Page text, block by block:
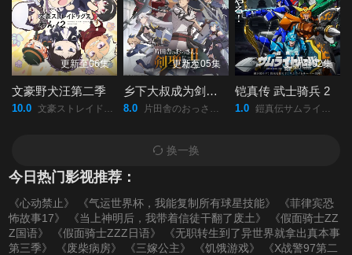
更新至06集
文豪野犬汪第二季
10.0 文豪ストレイドッグス/わん！２/
更新至05集
乡下大叔成为剑圣第二季
8.0 片田舎のおっさん、剣聖になるII/
更新至02集
铠真传 武士骑兵 2
1.0 鎧真伝サムライトルーパー/第2クール/
换一换
今日热门影视推荐：
《心动禁止》 《气运世界杯，我能复制所有球星技能》
《菲律宾恐
怖故事17》
《当上神明后，我带着信徒干翻了废土》
《假面骑士ZZ
Z国语》
《假面骑士ZZZ日语》
《无职转生到了异世界就拿出真本事
第三季》
《废柴病房》 《三嫁公主》 《饥饿游戏》
《X战警97第二